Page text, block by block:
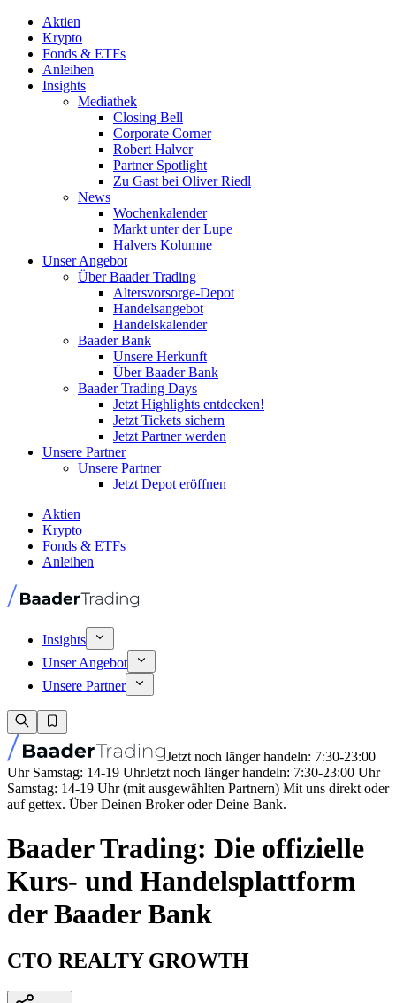
Aktien
Krypto
Fonds & ETFs
Anleihen
Insights
Mediathek
Closing Bell
Corporate Corner
Robert Halver
Partner Spotlight
Zu Gast bei Oliver Riedl
News
Wochenkalender
Markt unter der Lupe
Halvers Kolumne
Unser Angebot
Über Baader Trading
Altersvorsorge-Depot
Handelsangebot
Handelskalender
Baader Bank
Unsere Herkunft
Über Baader Bank
Baader Trading Days
Jetzt Highlights entdecken!
Jetzt Tickets sichern
Jetzt Partner werden
Unsere Partner
Unsere Partner
Jetzt Depot eröffnen
Aktien
Krypto
Fonds & ETFs
Anleihen
Insights
Unser Angebot
Unsere Partner
Jetzt noch länger handeln: 7:30-23:00
Uhr Samstag: 14-19 UhrJetzt noch länger handeln: 7:30-23:00 Uhr
Samstag: 14-19 Uhr (mit ausgewählten Partnern) Mit uns direkt oder
auf gettex. Über Deinen Broker oder Deine Bank.
Baader Trading: Die offizielle
Kurs- und Handelsplattform
der Baader Bank
CTO REALTY GROWTH